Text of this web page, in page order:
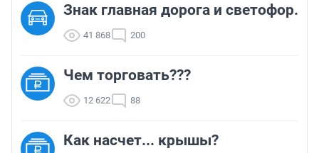
Знак главная дорога и светофор.
41 868 200
Чем торговать???
12 622 88
Как насчет... крышы?